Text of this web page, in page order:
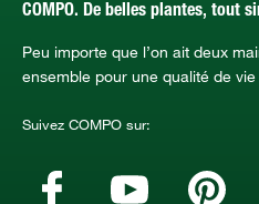
COMPO. De belles plantes, tout
Peu importe que l’on ait deux
ensemble pour une qualité de
Suivez COMPO sur: